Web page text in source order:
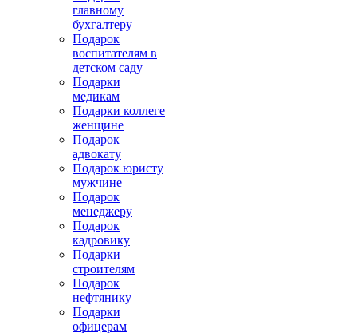
главному
бухгалтеру
Подарок
воспитателям в
детском саду
Подарки
медикам
Подарки коллеге
женщине
Подарок
адвокату
Подарок юристу
мужчине
Подарок
менеджеру
Подарок
кадровику
Подарки
строителям
Подарок
нефтянику
Подарки
офицерам